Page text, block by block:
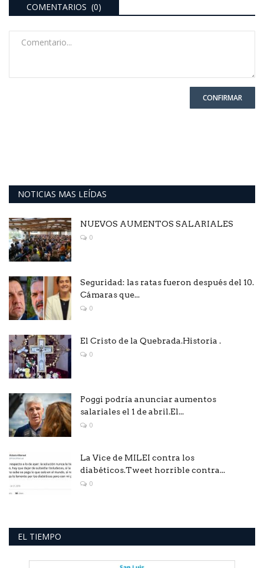
COMENTARIOS (0)
CONFIRMAR
NOTICIAS MAS LEÍDAS
NUEVOS AUMENTOS SALARIALES
0
Seguridad: las ratas fueron después del 10.
Cámaras que...
0
El Cristo de la Quebrada.Historia .
0
Poggi podría anunciar aumentos
salariales el 1 de abril.El...
0
La Vice de MILEI contra los
diabéticos.Tweet horrible contra...
0
EL TIEMPO